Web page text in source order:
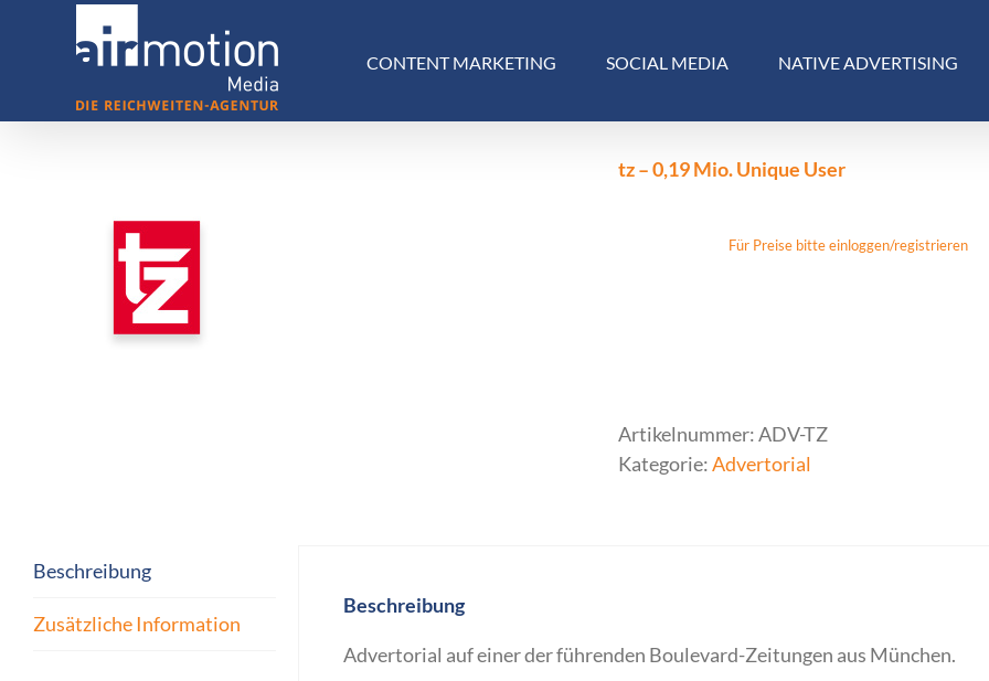
CONTENT MARKETING SOCIAL MEDIA NATIVE ADVERTISING
tz – 0,19 Mio. Unique User
Für Preise bitte einloggen/registrieren
Artikelnummer:ADV-TZ
Kategorie:Advertorial
Beschreibung
Zusätzliche Information
Beschreibung
Advertorial auf einer der führenden Boulevard-Zeitungen aus München.